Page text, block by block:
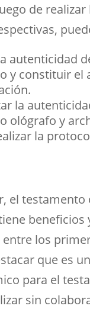
de realizar
autenticidad
y constituir el
la
ológrafo y
la
el testamento
beneficios
entre los
que es
para el
sin